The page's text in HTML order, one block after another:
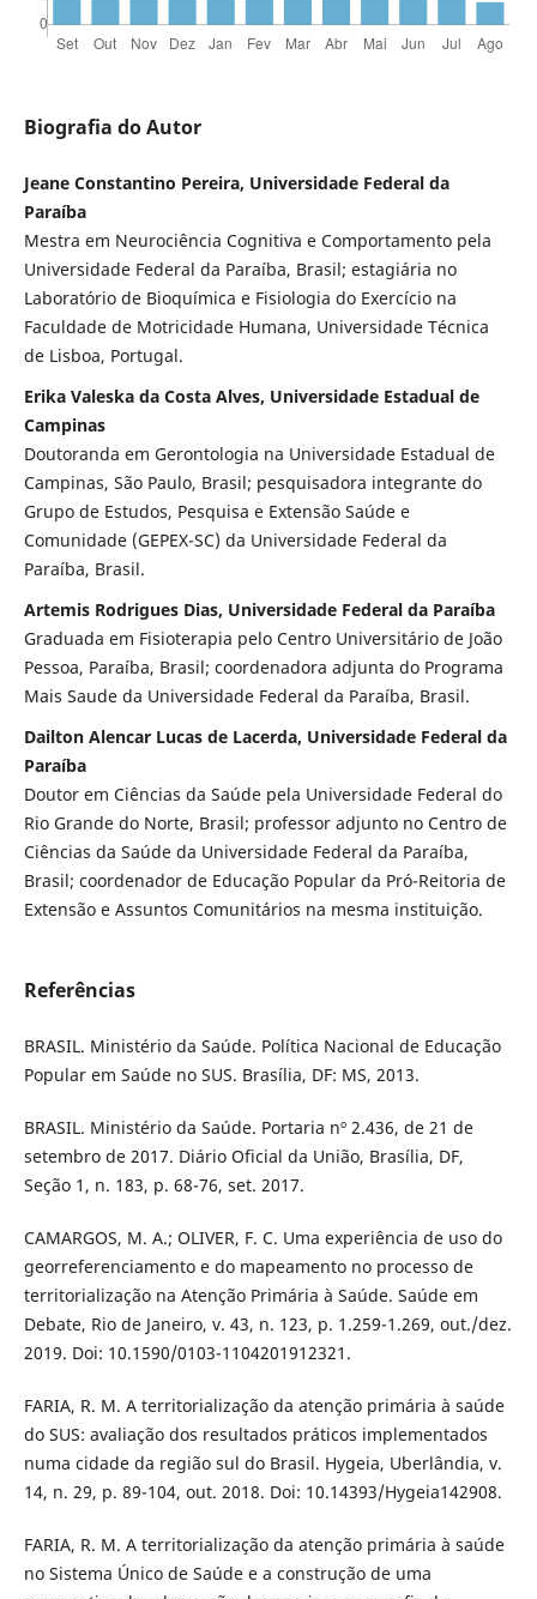
Biografia do Autor
Jeane Constantino Pereira, Universidade Federal da
Paraíba
Mestra em Neurociência Cognitiva e Comportamento pela
Universidade Federal da Paraíba, Brasil; estagiária no
Laboratório de Bioquímica e Fisiologia do Exercício na
Faculdade de Motricidade Humana, Universidade Técnica
de Lisboa, Portugal.
Erika Valeska da Costa Alves, Universidade Estadual de
Campinas
Doutoranda em Gerontologia na Universidade Estadual de
Campinas, São Paulo, Brasil; pesquisadora integrante do
Grupo de Estudos, Pesquisa e Extensão Saúde e
Comunidade (GEPEX-SC) da Universidade Federal da
Paraíba, Brasil.
Artemis Rodrigues Dias, Universidade Federal da Paraíba
Graduada em Fisioterapia pelo Centro Universitário de João
Pessoa, Paraíba, Brasil; coordenadora adjunta do Programa
Mais Saude da Universidade Federal da Paraíba, Brasil.
Dailton Alencar Lucas de Lacerda, Universidade Federal da
Paraíba
Doutor em Ciências da Saúde pela Universidade Federal do
Rio Grande do Norte, Brasil; professor adjunto no Centro de
Ciências da Saúde da Universidade Federal da Paraíba,
Brasil; coordenador de Educação Popular da Pró-Reitoria de
Extensão e Assuntos Comunitários na mesma instituição.
Referências
BRASIL. Ministério da Saúde. Política Nacional de Educação
Popular em Saúde no SUS. Brasília, DF: MS, 2013.
BRASIL. Ministério da Saúde. Portaria nº 2.436, de 21 de
setembro de 2017. Diário Oficial da União, Brasília, DF,
Seção 1, n. 183, p. 68-76, set. 2017.
CAMARGOS, M. A.; OLIVER, F. C. Uma experiência de uso do
georreferenciamento e do mapeamento no processo de
territorialização na Atenção Primária à Saúde. Saúde em
Debate, Rio de Janeiro, v. 43, n. 123, p. 1.259-1.269, out./dez.
2019. Doi: 10.1590/0103-1104201912321.
FARIA, R. M. A territorialização da atenção primária à saúde
do SUS: avaliação dos resultados práticos implementados
numa cidade da região sul do Brasil. Hygeia, Uberlândia, v.
14, n. 29, p. 89-104, out. 2018. Doi: 10.14393/Hygeia142908.
FARIA, R. M. A territorialização da atenção primária à saúde
no Sistema Único de Saúde e a construção de uma